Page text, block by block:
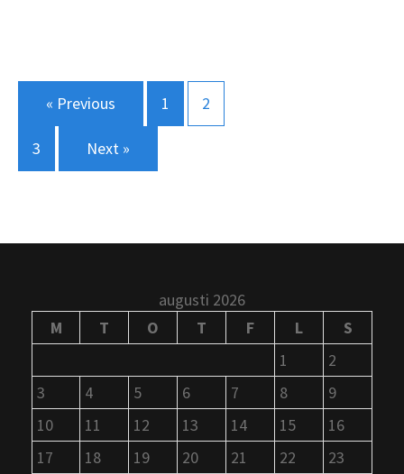
Sidnumrering
inlägg
« Previous 1 2
3 Next »
augusti 2026
M
T O T F L
S
1
2
3
4 5 6 7 8
9
10
11 12 13 14 15
16
17
18 19 20 21 22
23